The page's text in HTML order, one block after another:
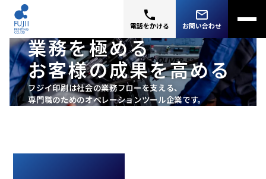
phone
電話をかける
mail_outline
お問い合わせ
業務を極める
お客様の成果を高める
フジイ印刷は社会の業務フローを支える、
専門職のためのオペレーションツール企業です。